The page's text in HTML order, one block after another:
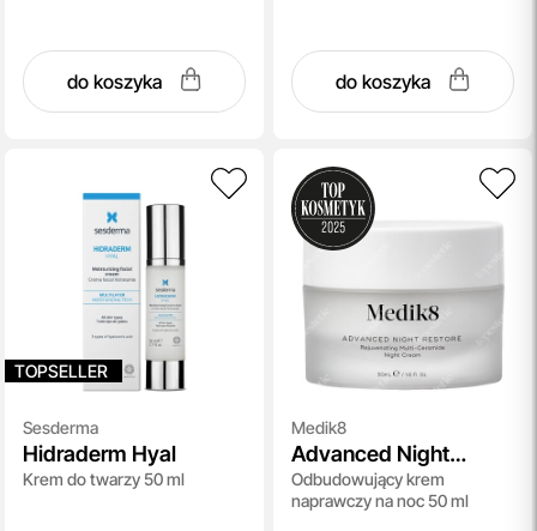
do koszyka do koszyka
TOPSELLER
Sesderma
Hidraderm Hyal
Krem do twarzy 50 ml
Medik8
Advanced Night
Restore
Odbudowujący krem
naprawczy na noc 50 ml